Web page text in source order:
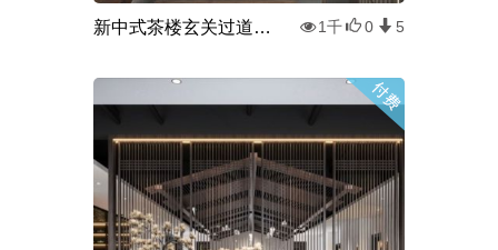
新中式茶楼玄关过道3d模型 1千 0 5